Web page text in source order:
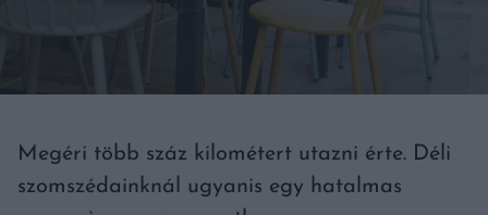
Megéri több száz kilométert utazni érte. Déli
szomszédainknál ugyanis egy hatalmas